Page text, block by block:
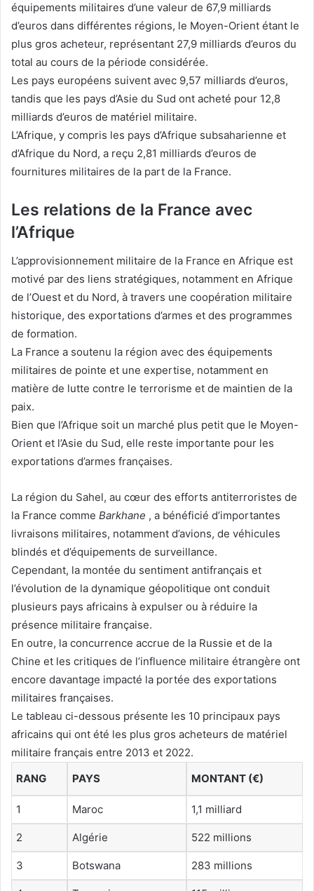
équipements militaires d’une valeur de 67,9 milliards
d’euros dans différentes régions, le Moyen-Orient étant le
plus gros acheteur, représentant 27,9 milliards d’euros du
total au cours de la période considérée.
Les pays européens suivent avec 9,57 milliards d’euros,
tandis que les pays d’Asie du Sud ont acheté pour 12,8
milliards d’euros de matériel militaire.
L’Afrique, y compris les pays d’Afrique subsaharienne et
d’Afrique du Nord, a reçu 2,81 milliards d’euros de
fournitures militaires de la part de la France.
Les relations de la France avec
l’Afrique
L’approvisionnement militaire de la France en Afrique est
motivé par des liens stratégiques, notamment en Afrique
de l’Ouest et du Nord, à travers une coopération militaire
historique, des exportations d’armes et des programmes
de formation.
La France a soutenu la région avec des équipements
militaires de pointe et une expertise, notamment en
matière de lutte contre le terrorisme et de maintien de la
paix.
Bien que l’Afrique soit un marché plus petit que le Moyen-
Orient et l’Asie du Sud, elle reste importante pour les
exportations d’armes françaises.
La région du Sahel, au cœur des efforts antiterroristes de
la France comme Barkhane , a bénéficié d’importantes
livraisons militaires, notamment d’avions, de véhicules
blindés et d’équipements de surveillance.
Cependant, la montée du sentiment antifrançais et
l’évolution de la dynamique géopolitique ont conduit
plusieurs pays africains à expulser ou à réduire la
présence militaire française.
En outre, la concurrence accrue de la Russie et de la
Chine et les critiques de l’influence militaire étrangère ont
encore davantage impacté la portée des exportations
militaires françaises.
Le tableau ci-dessous présente les 10 principaux pays
africains qui ont été les plus gros acheteurs de matériel
militaire français entre 2013 et 2022.
RANG
PAYS MONTANT (€)
1 Maroc 1,1 milliard
2 Algérie 522 millions
3 Botswana 283 millions